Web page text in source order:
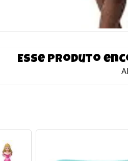
Esse produto